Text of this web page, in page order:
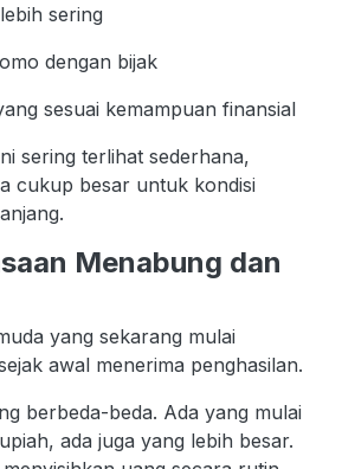
sering
dengan bijak
sesuai kemampuan finansial
sering terlihat sederhana,
cukup besar untuk kondisi
Menabung dan
yang sekarang mulai
awal menerima penghasilan.
berbeda-beda. Ada yang mulai
ada juga yang lebih besar.